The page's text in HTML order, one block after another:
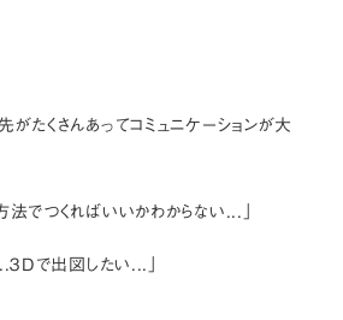
たくさんあってコミュニケーションが大
法でつくればいいかわからない...」
Dで出図したい...」